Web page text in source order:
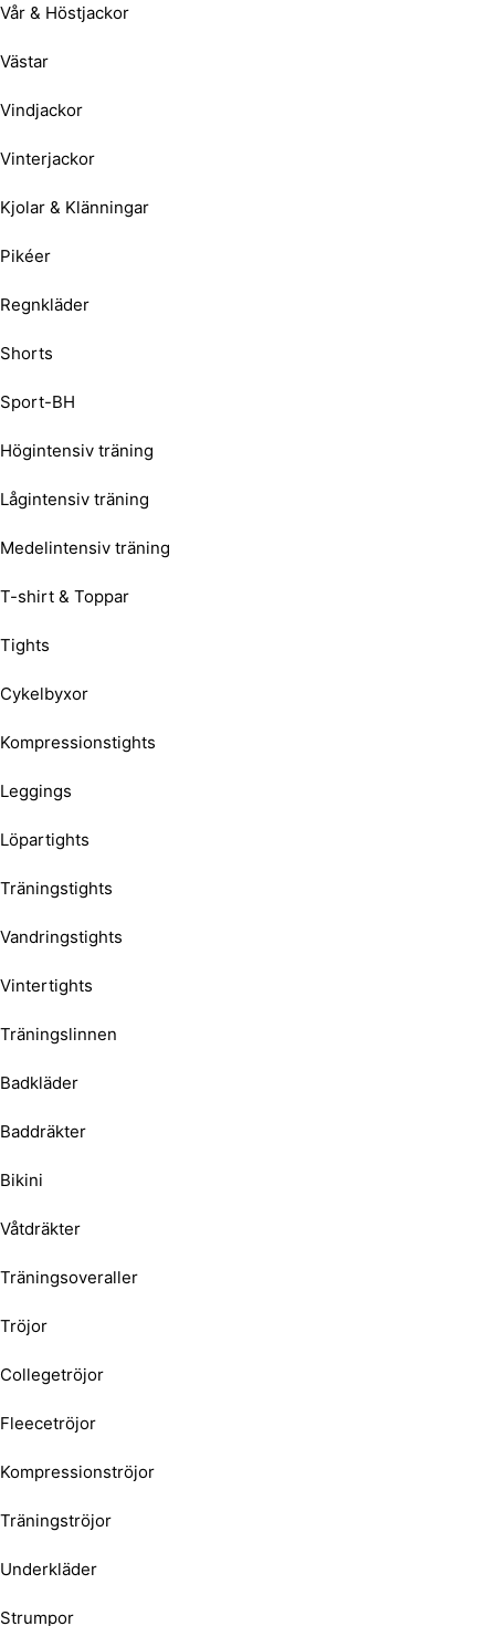
Vår & Höstjackor
Västar
Vindjackor
Vinterjackor
Kjolar & Klänningar
Pikéer
Regnkläder
Shorts
Sport-BH
Högintensiv träning
Lågintensiv träning
Medelintensiv träning
T-shirt & Toppar
Tights
Cykelbyxor
Kompressionstights
Leggings
Löpartights
Träningstights
Vandringstights
Vintertights
Träningslinnen
Badkläder
Baddräkter
Bikini
Våtdräkter
Träningsoveraller
Tröjor
Collegetröjor
Fleecetröjor
Kompressionströjor
Träningströjor
Underkläder
Strumpor